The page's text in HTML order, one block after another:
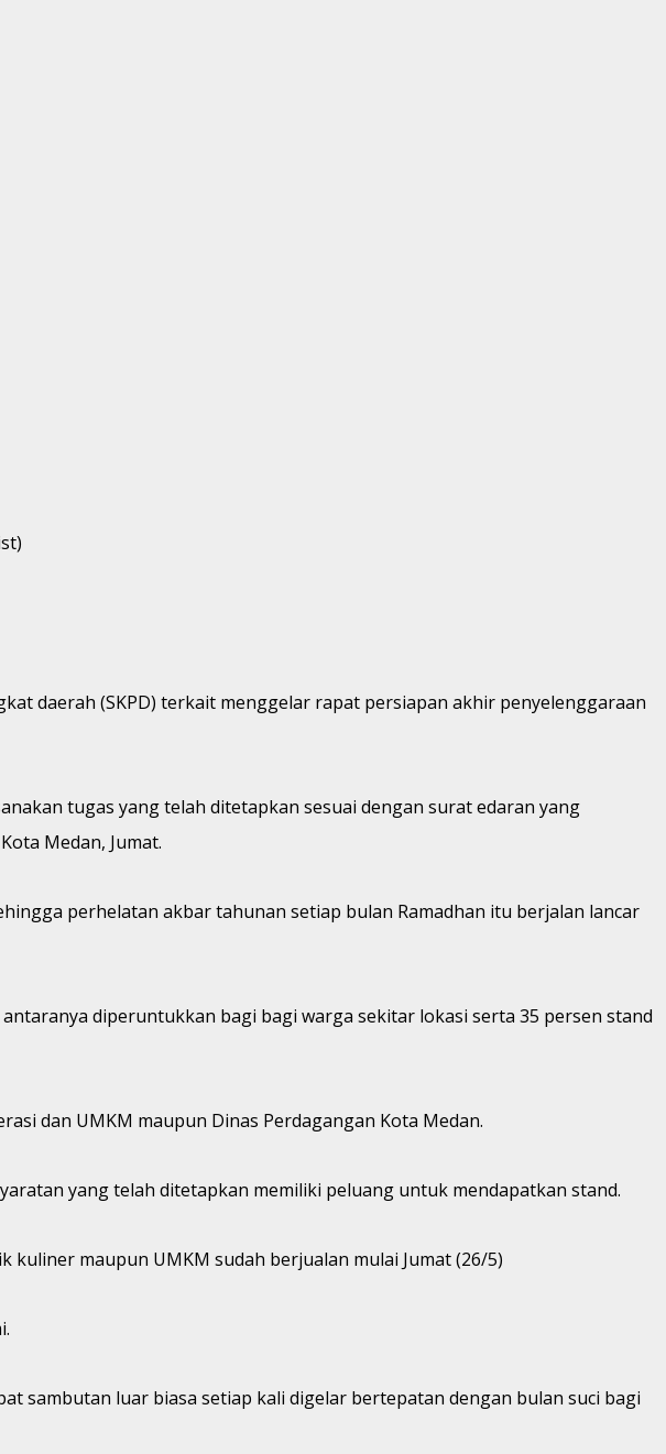
daerah (SKPD) terkait menggelar rapat persiapan akhir penyelenggaraan
tugas yang telah ditetapkan sesuai dengan surat edaran yang
Medan, Jumat.
perhelatan akbar tahunan setiap bulan Ramadhan itu berjalan lancar
diperuntukkan bagi bagi warga sekitar lokasi serta 35 persen stand
dan UMKM maupun Dinas Perdagangan Kota Medan.
yang telah ditetapkan memiliki peluang untuk mendapatkan stand.
kuliner maupun UMKM sudah berjualan mulai Jumat (26/5)
sambutan luar biasa setiap kali digelar bertepatan dengan bulan suci bagi